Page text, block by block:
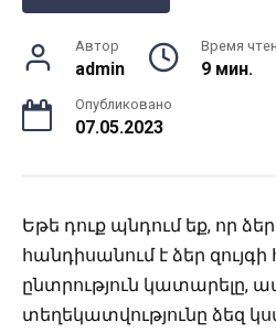
Автор
admin
Время
9 мин.
Опубликовано
07.05.2023
Եթե դուք պնդում եք, որ
հանդիսանում է ձեր զույգի
ընտրություն կատարելը,
տեղեկատվությունը ձեզ